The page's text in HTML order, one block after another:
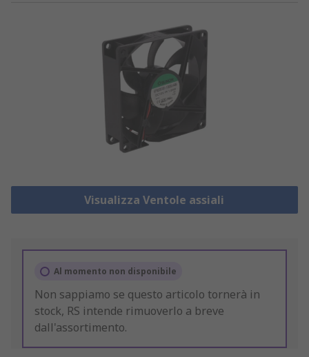
Visualizza Ventole assiali
Al momento non disponibile
Non sappiamo se questo articolo tornerà in
stock, RS intende rimuoverlo a breve
dall'assortimento.